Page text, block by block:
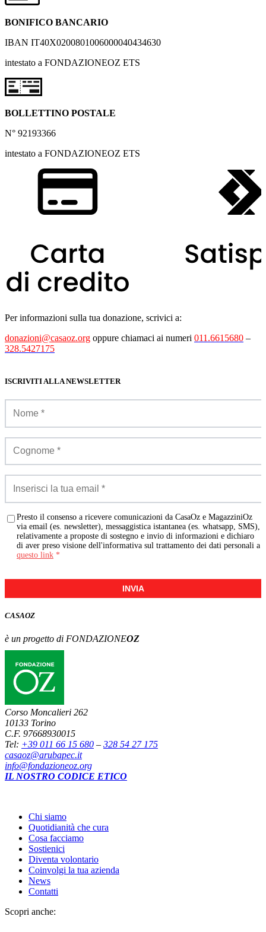
BONIFICO BANCARIO
IBAN IT40X0200801006000040434630
intestato a FONDAZIONEOZ ETS
BOLLETTINO POSTALE
N° 92193366
intestato a FONDAZIONEOZ ETS
Per informazioni sulla tua donazione, scrivici a:
donazioni@casaoz.org oppure chiamaci ai numeri 011.6615680 –
328.5427175
ISCRIVITI ALLA NEWSLETTER
Presto il consenso a ricevere comunicazioni da CasaOz e MagazziniOz
via email (es. newsletter), messaggistica istantanea (es. whatsapp, SMS),
relativamente a proposte di sostegno e invio di informazioni e dichiaro
di aver preso visione dell'informativa sul trattamento dei dati personali a
questo link *
INVIA
CASAOZ
è un progetto di FONDAZIONEOZ
Corso Moncalieri 262
10133 Torino
C.F. 97668930015
Tel: +39 011 66 15 680 – 328 54 27 175
casaoz@arubapec.it
info@fondazioneoz.org
IL NOSTRO CODICE ETICO
Chi siamo
Quotidianità che cura
Cosa facciamo
Sostienici
Diventa volontario
Coinvolgi la tua azienda
News
Contatti
Scopri anche: